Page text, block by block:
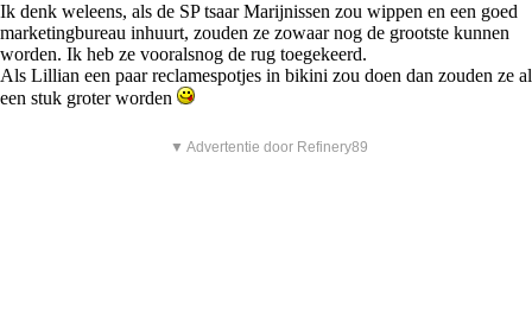
Ik denk weleens, als de SP tsaar Marijnissen zou wippen en een goed
marketingbureau inhuurt, zouden ze zowaar nog de grootste kunnen
worden. Ik heb ze vooralsnog de rug toegekeerd.
Als Lillian een paar reclamespotjes in bikini zou doen dan zouden ze al
een stuk groter worden
▼ Advertentie door Refinery89